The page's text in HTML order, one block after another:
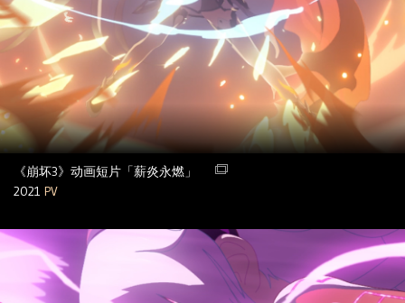
《崩坏3》动画短片「薪炎永燃」
2021 PV